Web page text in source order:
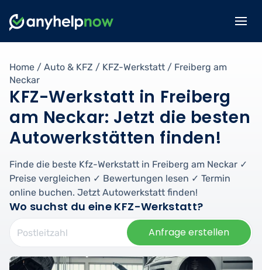
Home / Auto & KFZ / KFZ-Werkstatt / Freiberg am
Neckar
KFZ-Werkstatt in Freiberg
am Neckar: Jetzt die besten
Autowerkstätten finden!
Finde die beste Kfz-Werkstatt in Freiberg am Neckar ✓
Preise vergleichen ✓ Bewertungen lesen ✓ Termin
online buchen. Jetzt Autowerkstatt finden!
Wo suchst du eine KFZ-Werkstatt?
Anfrage erstellen